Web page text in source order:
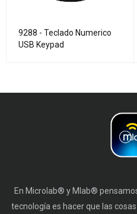
9288 - Teclado Numerico
USB Keypad
En Microlab® y Mlab®
tecnología es hacer que las